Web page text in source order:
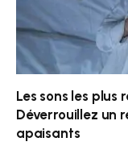
Les sons les plus
Déverrouillez un
apaisants